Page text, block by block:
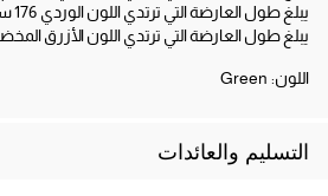
يبلغ طول العارضة التي ترتدي اللون الوردي 176 سم
يبلغ طول العارضة التي ترتدي اللون الأزرق المخضر 180 سم
اللون:Green
التسليم والعائدات